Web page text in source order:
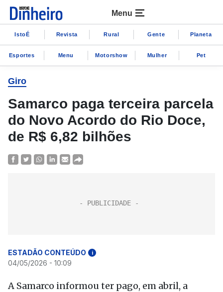
Menu
IstoÉ Revista Rural Gente Planeta
Esportes Menu Motorshow Mulher Pet
Giro
Samarco paga terceira parcela
do Novo Acordo do Rio Doce,
de R$ 6,82 bilhões
ESTADÃO CONTEÚDO i
04/05/2026 - 10:09
A Samarco informou ter pago, em abril, a